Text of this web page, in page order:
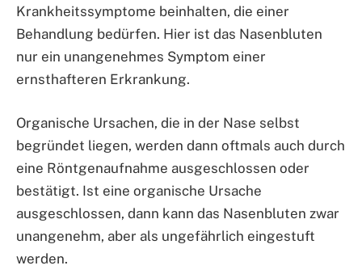
Krankheitssymptome beinhalten, die einer
Behandlung bedürfen. Hier ist das Nasenbluten
nur ein unangenehmes Symptom einer
ernsthafteren Erkrankung.
Organische Ursachen, die in der Nase selbst
begründet liegen, werden dann oftmals auch durch
eine Röntgenaufnahme ausgeschlossen oder
bestätigt. Ist eine organische Ursache
ausgeschlossen, dann kann das Nasenbluten zwar
unangenehm, aber als ungefährlich eingestuft
werden.